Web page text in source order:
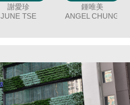
連愛玲
ELIZA LIN
袁月明
MING YUAN
蔡秀晶
CRYSTAL
余志雄
JIMMY YU
謝愛珍
JUNE TSE
顏志鴻
DAVID NGAN
陳蘭貞
COCO CHAN
吳美美
MEI NG
羅貝銘
MING LO
潘笑霞
TINA POON
BILLY LAU
童麗珍
JOEY TONG
鍾唯美
ANGEL CHUNG
伍志達
TAT NG